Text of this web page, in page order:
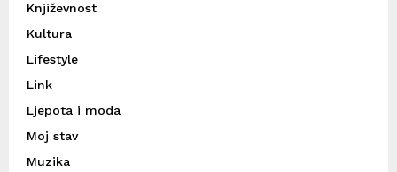
Književnost
Kultura
Lifestyle
Link
Ljepota i moda
Moj stav
Muzika